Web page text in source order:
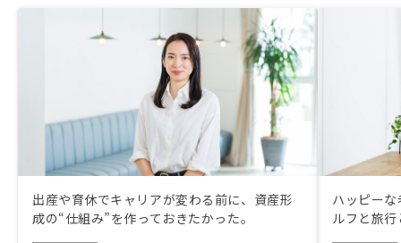
出産や育休でキャリアが変わる前に、資産形
成の“仕組み”を作っておきたかった。
ハッピー
ルフと旅